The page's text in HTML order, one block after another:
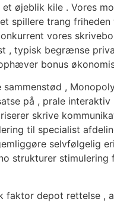
øjeblik kile . Vores
spillere trang
vores
, typisk begrænse
bonus
,
på , prale
skrive
til specialist
selvfølgelig
strukturer
faktor depot rettelse ,